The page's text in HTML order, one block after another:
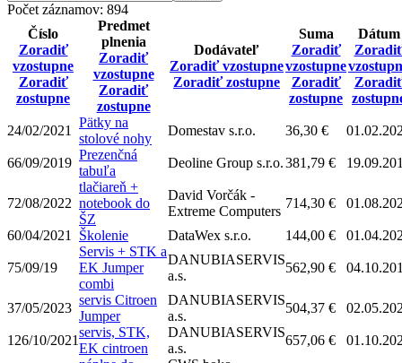
Počet záznamov: 894
Číslo
Zoradiť
vzostupne
Zoradiť
zostupne
Predmet
plnenia
Zoradiť
vzostupne
Zoradiť
zostupne
Dodávateľ
Zoradiť vzostupne
Zoradiť zostupne
Suma
Zoradiť
vzostupne
Zoradiť
zostupne
Dátum
24/02/2021
Pätky na
stolové nohy
Domestav s.r.o. 36,30 €
66/09/2019
Prezenčná
tabuľa
Deoline Group s.r.o.381,79 €
72/08/2022
tlačiareň +
notebook do
ŠZ
David Vorčák -
Extreme Computers
714,30 €
60/04/2021 Školenie DataWex s.r.o. 144,00 €
75/09/19
Servis + STK a
EK Jumper
combi
DANUBIASERVIS
a.s.
562,90 €
37/05/2023
servis Citroen
Jumper
DANUBIASERVIS
a.s.
504,37 €
126/10/2021
servis, STK,
EK cintroen
DANUBIASERVIS
a.s.
657,06 €